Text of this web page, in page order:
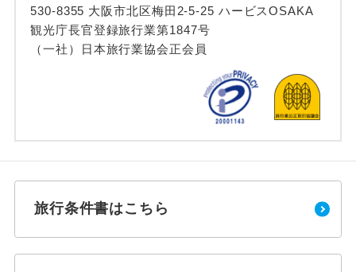
530-8355 大阪市北区梅田2-5-25 ハービスOSAKA
観光庁長官登録旅行業第1847号
（一社）日本旅行業協会正会員
旅行条件書はこちら